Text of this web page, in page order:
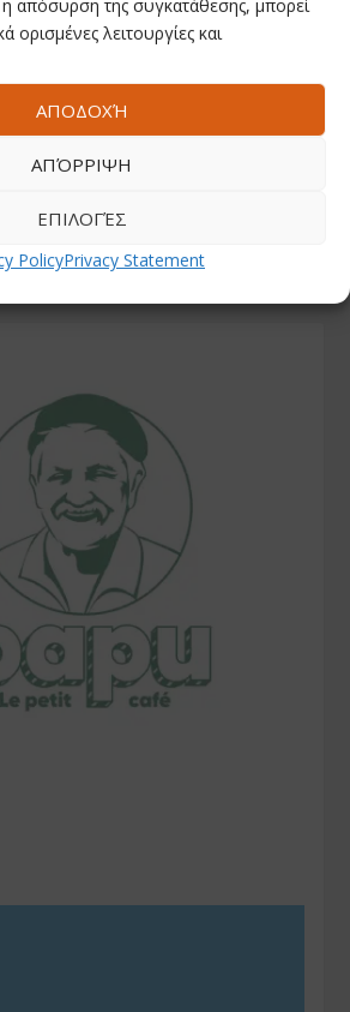
απόσυρση της συγκατάθεσης, μπορεί
ορισμένες λειτουργίες και
ΑΠΟΔΟΧΉ
ΑΠΌΡΡΙΨΗ
ΕΠΙΛΟΓΈΣ
PolicyPrivacy Statement
ΜΑΣ